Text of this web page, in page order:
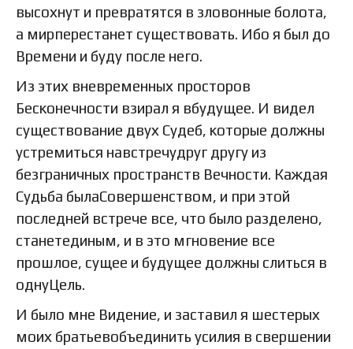
высохнут и превратятся в зловонные болота,
а мирперестанет существовать. Ибо я был до
Времени и буду после него.
Из этих вневременных просторов
Бесконечности взирал я вбудущее. И видел
существование двух Судеб, которые должны
устремиться навстречудруг другу из
безграничных пространств Вечности. Каждая
Судьба былаСовершенством, и при этой
последней встрече все, что было разделено,
станетединым, и в это мгновение все
прошлое, сущее и будущее должны слиться в
однуЦель.
И было мне Видение, и заставил я шестерых
моих братьевобъединить усилия в свершении